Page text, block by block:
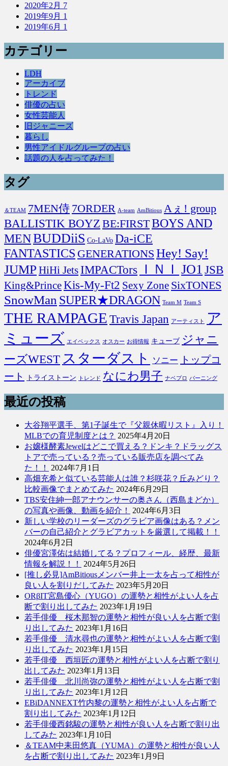
2020年2月 7
2019年9月 1
2019年6月 1
カテゴリー
LDH
アーカイブ
トレンド
俳優の占い
女性芸能人
旧ジャニーズ
暮らし
男性アイドルグループの占い
話題の人を占ってみた！
タグ
＆TEAM 7MEN侍 7ORDER A-team AmBitious Aぇ! group
BALLISTIK BOYZ BE:FIRSTBOYS AND
MENBUDDiiS Co-LaVo Da-iCE
FANTASTICS GENERATIONS Hey! Say!
JUMP HiHi JetsIMPACTors ＩＮＩ JO1 JSB
King&PrinceKis-My-Ft2 Sexy Zone SixTONES
SnowMan SUPER★DRAGON Team M Team S
THE RAMPAGETravis Japan アーティスト
ア
ミューズ エイベックス オスカー お得情報 キューブ ジャニ
ーズWEST スターダスト ソニー
トップコ
ート
トライストーン トレンド なにわ男子 ナベプロ バーニング
最近の投稿
大谷翔平選手、第1子誕生で『父親休暇リスト』入り！
MLBでの育児制度とは？ 2025年4月20日
お嬢様酵素Jewelはどこで買える？ドンキ？ドラッグス
トアで売っている？売っている販売店を調べてみ
た！！
2024年7月1日
高畑充希と似ている芸能人は誰？杉咲花？丘みどり？
比較画像でまとめてみた 2024年6月29日
TBS安住紳一郎アナウンサーの奥さん（西島まどか）
の写真や画像、動画を紹介！
2024年6月3日
新しい学校のリーダーズのグラビア画像はある？メン
バーの自己紹介とグラビアカットを厳選して掲載！！
2024年6月2日
俳優宮澤佑は結婚してる？プロフィール、経歴、最新
情報を解説！！
2024年5月26日
[推し必見]AmBitiousメンバー井上一太を占って相性が
良い人を割りだしてみた 2023年5月20日
ORβIT宮島優心（YUGO）の運勢と相性がよい人を占
断で割り出してみた 2023年1月19日
若手俳優 桜木那智の運勢と相性が良い人を占断で割
り出してみた 2023年1月16日
若手俳優 清水尋也の運勢と相性がよい人を占断で割
り出してみた 2023年1月15日
若手俳優 西垣匠の運勢と相性がよい人を占断で割り
出してみた 2023年1月13日
若手俳優 北川尚弥の運勢と相性がよい人を占断で割
り出してみた 2023年1月12日
EBiDANNEXT竹内黎の運勢と相性がよい人を占断で
割り出してみた 2023年1月12日
若手俳優西銘駿の運勢と相性が良い人を占断で割り出
してみた 2023年1月10日
＆TEAM中耒田悠真（YUMA）の運勢と相性が良い人
を占断で割り出してみた 2023年1月9日